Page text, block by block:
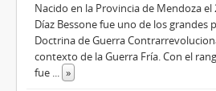
Nacido en la Provincia de Mendoza
Díaz Bessone fue uno de los grandes
Doctrina de Guerra
contexto de la Guerra Fría. Con el
fue ... »